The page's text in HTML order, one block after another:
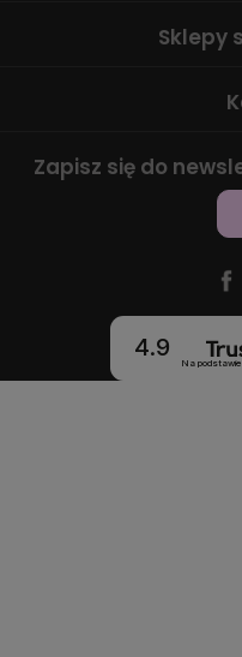
Sklepy
Zapisz się do
4.9
Na podstawie